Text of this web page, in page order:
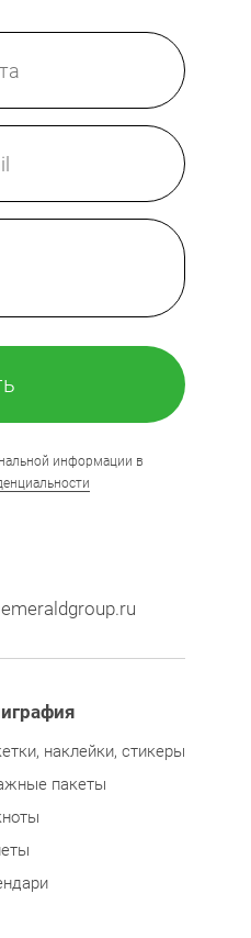
информации в
наклейки, стикеры
пакеты